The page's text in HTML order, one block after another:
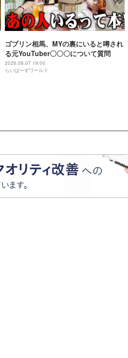
ゴブリン相馬、MYの裏にいると噂され
る元YouTuber〇〇〇について質問
2026.08.07 19:00
らいばーずワールド